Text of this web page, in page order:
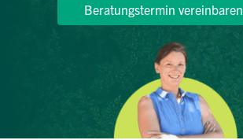
Beratungstermin vereinbaren